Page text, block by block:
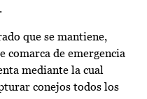
que se mantiene,
comarca de emergencia
mediante la cual
conejos todos los